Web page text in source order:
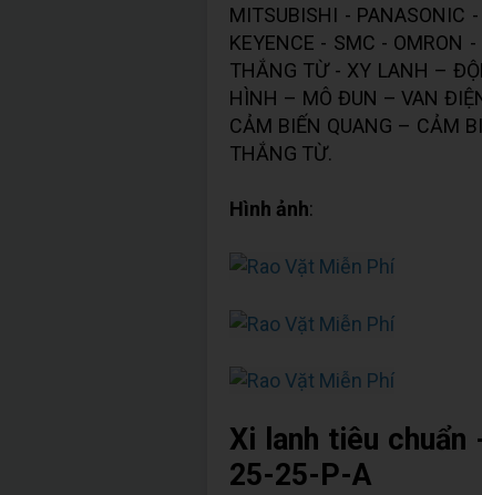
MITSUBISHI - PANASONIC
KEYENCE - SMC - OMRON
THẮNG TỪ - XY LANH –
HÌNH – MÔ ĐUN – VAN
CẢM BIẾN QUANG – CẢM
THẮNG TỪ.
Hình ảnh:
Xi lanh tiêu chuẩn
25-25-P-A